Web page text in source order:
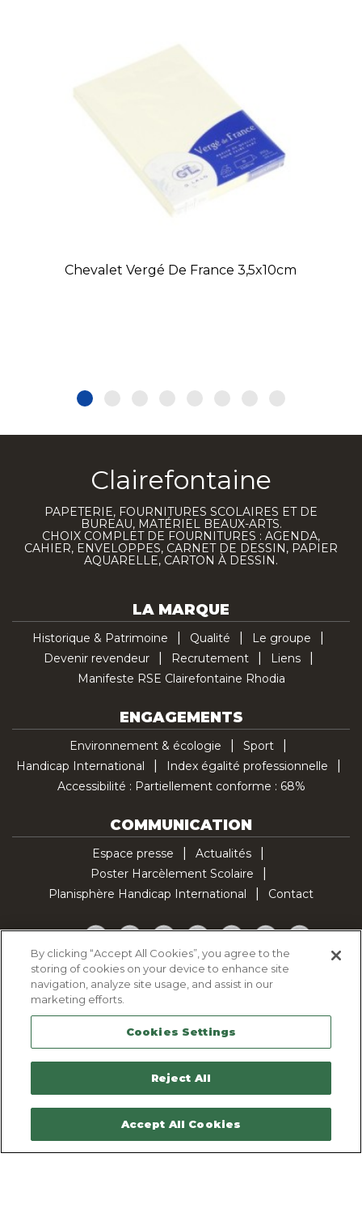
Chevalet Vergé De France 3,5x10cm
Clairefontaine
PAPETERIE, FOURNITURES SCOLAIRES ET DE
BUREAU, MATÉRIEL BEAUX-ARTS.
CHOIX COMPLET DE FOURNITURES : AGENDA,
CAHIER, ENVELOPPES, CARNET DE DESSIN, PAPIER
AQUARELLE, CARTON À DESSIN.
LA MARQUE
Historique & Patrimoine Qualité
Le groupe
Devenir revendeur
Recrutement
Liens
Manifeste RSE Clairefontaine Rhodia
ENGAGEMENTS
Environnement & écologie
Sport
Handicap International
Index égalité professionnelle
Accessibilité : Partiellement conforme : 68%
COMMUNICATION
Espace presse
Actualités
Poster Harcèlement Scolaire
Planisphère Handicap International
Contact
Facebook
TwitterYouTubePinterestInstagramLinkedInTikTok
Politique d'utilisation des cookies
Politique de confidentialité
Mentions légales
Plan du site
Contactez-nous
By clicking “Accept All Cookies”, you agree to the
storing of cookies on your device to enhance site
navigation, analyze site usage, and assist in our
marketing efforts.
Cookies Settings
Reject All
Accept All Cookies